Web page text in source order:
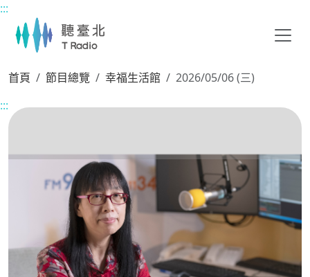
主要內容區塊
:::
首頁 節目總覽 幸福生活館
2026/05/06 (三)
:::